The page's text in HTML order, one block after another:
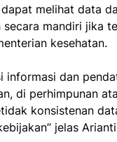
melihat data
mandiri jika
kesehatan.
informasi dan
di perhimpunan
konsistenan
jelas